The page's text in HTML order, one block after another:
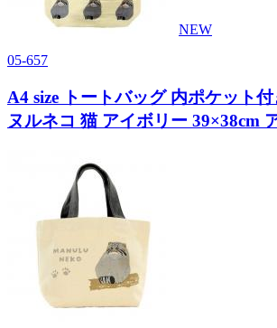
NEW
05-657
A4 size トートバッグ 内ポケット
ヌルネコ 猫 アイボリー 39×38cm